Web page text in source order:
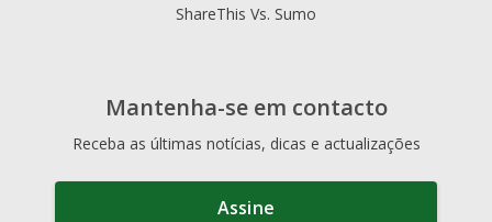
ShareThis Vs. Sumo
Mantenha-se em contacto
Receba as últimas notícias, dicas e actualizações
Assine